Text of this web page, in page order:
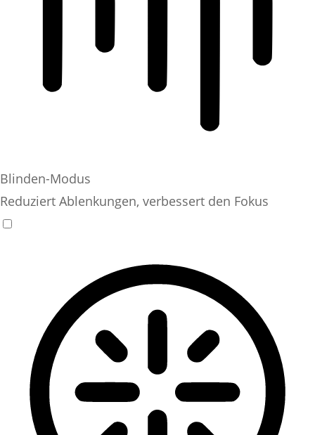
Blinden-Modus
Reduziert Ablenkungen, verbessert den Fokus